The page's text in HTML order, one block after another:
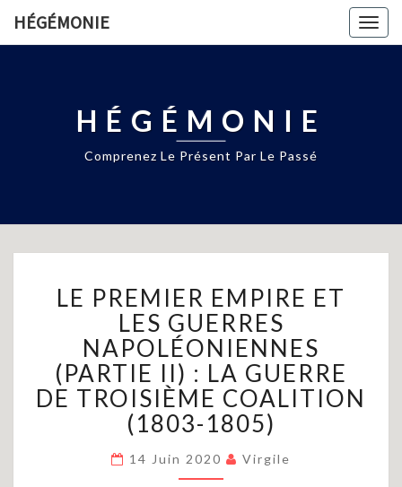
HÉGÉMONIE
HÉGÉMONIE
Comprenez Le Présent Par Le Passé
PREMIER
EMPIRE
ET
LES
GUERRES
NAPOLÉONIENNES
(PARTIE
II)
:
LA
LE PREMIER EMPIRE ET
LES GUERRES
NAPOLÉONIENNES
(PARTIE II) : LA GUERRE
DE TROISIÈME COALITION
(1803-1805)
14 Juin 2020 Virgile